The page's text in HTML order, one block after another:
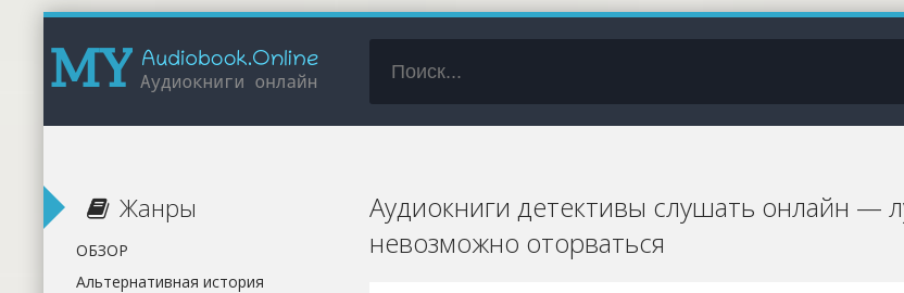
Аудиокниги детективы слушать онлайн —
невозможно оторваться
Жанры
ОБЗОР
Альтернативная история